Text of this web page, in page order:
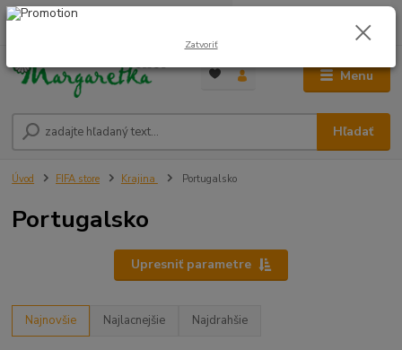
Menu
Hľadať
0948 236 042
0,00 €
Úvod FIFA store Krajina Portugalsko
Portugalsko
Upresniť parametre
Najnovšie Najlacnejšie Najdrahšie
Zatvoriť